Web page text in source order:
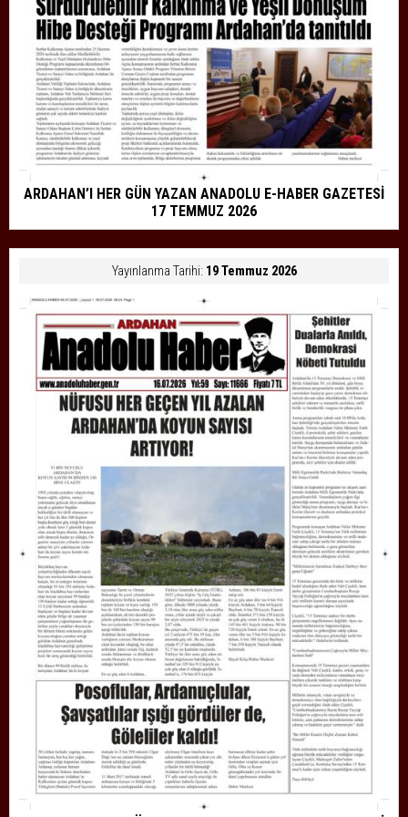
ARDAHAN’I HER GÜN YAZAN ANADOLU E-HABER GAZETESİ
17 TEMMUZ 2026
Yayınlanma Tarihi: 19 Temmuz 2026